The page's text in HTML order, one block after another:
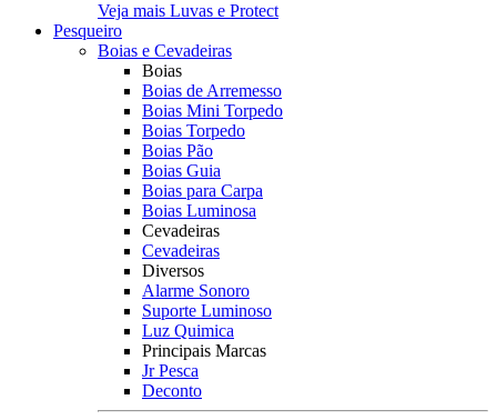
Veja mais Luvas e Protect
Pesqueiro
Boias e Cevadeiras
Boias
Boias de Arremesso
Boias Mini Torpedo
Boias Torpedo
Boias Pão
Boias Guia
Boias para Carpa
Boias Luminosa
Cevadeiras
Cevadeiras
Diversos
Alarme Sonoro
Suporte Luminoso
Luz Quimica
Principais Marcas
Jr Pesca
Deconto